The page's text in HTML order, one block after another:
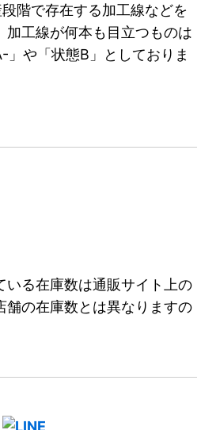
階で存在する加工線などを
加工線が何本も目立つものは
」や「状態B」としておりま
いる在庫数は通販サイト上の
舗の在庫数とは異なりますの